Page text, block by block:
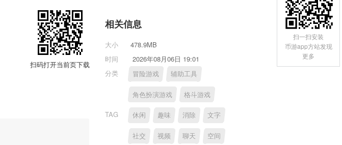
扫码打开当前页下载
相关信息
大小
478.9MB
时间
2026年08月06日 19:01
分类
冒险游戏 辅助工具
角色扮演游戏 格斗游戏
TAG 休闲 趣味 消除 文字
社交 视频 聊天 空间
扫一扫安装
币游app方站发现
更多